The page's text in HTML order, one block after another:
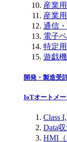
産業
産業
通信
電子
特定
遊戯
開発・製造受
IoTオートメ
Class
Data
HMI（